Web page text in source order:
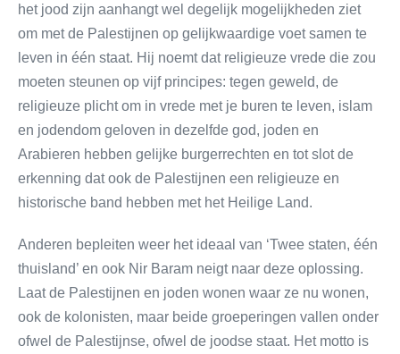
het jood zijn aanhangt wel degelijk mogelijkheden ziet
om met de Palestijnen op gelijkwaardige voet samen te
leven in één staat. Hij noemt dat religieuze vrede die zou
moeten steunen op vijf principes: tegen geweld, de
religieuze plicht om in vrede met je buren te leven, islam
en jodendom geloven in dezelfde god, joden en
Arabieren hebben gelijke burgerrechten en tot slot de
erkenning dat ook de Palestijnen een religieuze en
historische band hebben met het Heilige Land.
Anderen bepleiten weer het ideaal van ‘Twee staten, één
thuisland’ en ook Nir Baram neigt naar deze oplossing.
Laat de Palestijnen en joden wonen waar ze nu wonen,
ook de kolonisten, maar beide groeperingen vallen onder
ofwel de Palestijnse, ofwel de joodse staat. Het motto is